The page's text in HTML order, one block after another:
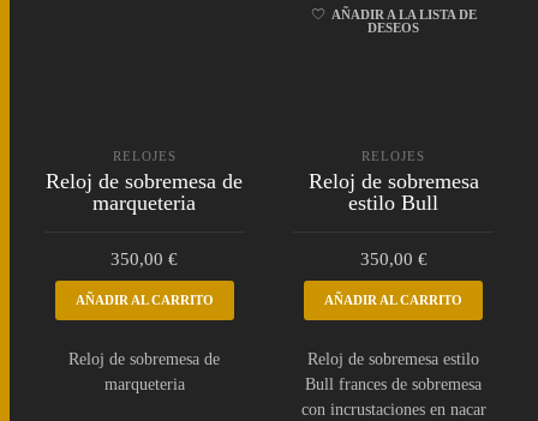
AÑADIR A LA LISTA DE
DESEOS
RELOJES
Reloj de sobremesa de
marqueteria
350,00€
AÑADIR AL CARRITO
Reloj de sobremesa de
marqueteria
RELOJES
Reloj de sobremesa
estilo Bull
350,00 €
AÑADIR AL CARRITO
Reloj de sobremesa estilo
Bull frances de sobremesa
con incrustaciones en nacar